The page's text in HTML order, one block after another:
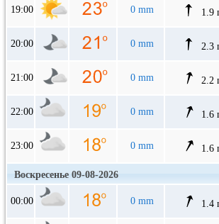
19:00 0 mm 1.9
20:00 0 mm 2.3
21:00 0 mm 2.2
22:00 0 mm 1.6
23:00 0 mm 1.6
Воскресенье 09-08-2026
00:00 0 mm 1.4